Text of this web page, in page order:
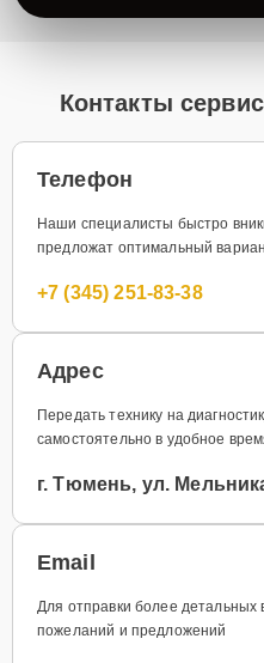
Контакты
Телефон
Наши специалисты быстро
предложат оптимальный
+7 (345) 251-83-38
Адрес
Передать технику на
самостоятельно в удобное
г. Тюмень, ул.
Email
Для отправки более детальных
пожеланий и предложений